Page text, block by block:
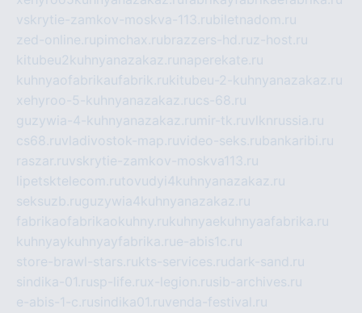
vskrytie-zamkov-moskva-113.rubiletnadom.ru
zed-online.rupimchax.rubrazzers-hd.ruz-host.ru
kitubeu2kuhnyanazakaz.ru naperekate.ru
kuhnyaofabrikaufabrik.rukitubeu-2-kuhnyanazakaz.ru
xehyroo-5-kuhnyanazakaz.rucs-68.ru
guzywia-4-kuhnyanazakaz.ru mir-tk.ruvlknrussia.ru
cs68.ruvladivostok-map.ruvideo-seks.rubankaribi.ru
raszar.ruvskrytie-zamkov-moskva113.ru
lipetsktelecom.rutovudyi4kuhnyanazakaz.ru
seksuzb.ruguzywia4kuhnyanazakaz.ru
fabrikaofabrikaokuhny.rukuhnyaekuhnyaafabrika.ru
kuhnyaykuhnyayfabrika.rue-abis1c.ru
store-brawl-stars.rukts-services.rudark-sand.ru
sindika-01.rusp-life.rux-legion.rusib-archives.ru
e-abis-1-c.rusindika01.ruvenda-festival.ru